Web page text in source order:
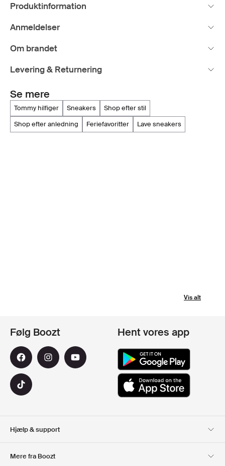
Produktinformation
Anmeldelser
Om brandet
Levering & Returnering
Se mere
tommy hilfiger sneakers
shop efter stil
shop efter anledning
feriefavoritter lave sneakers
Vis alt
Hjælp & support
Mere fra Boozt
Følg Boozt Hent vores app